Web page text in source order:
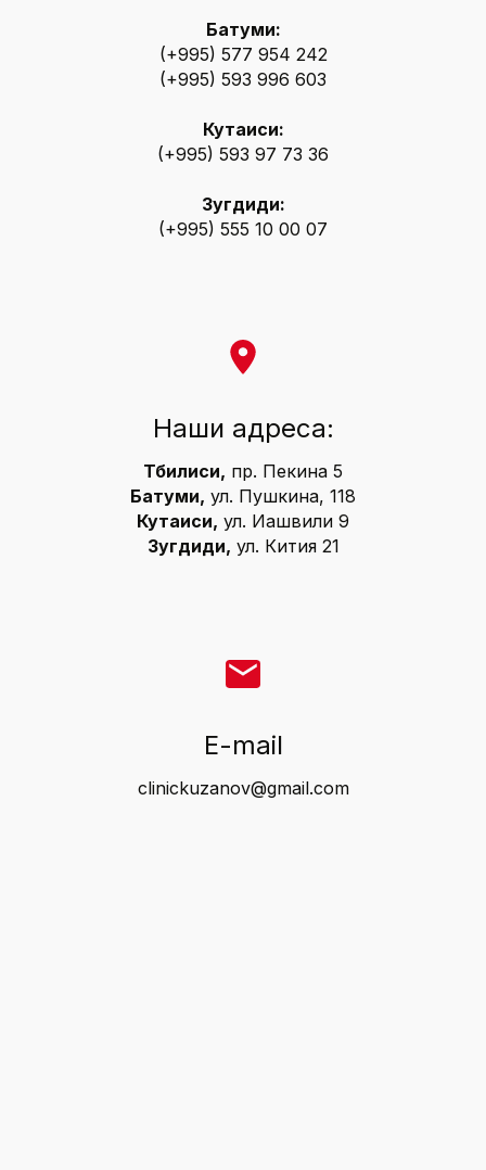
Батуми:
(+995) 577 954 242
(+995) 593 996 603
Кутаиси:
(+995) 593 97 73 36
Зугдиди:
(+995) 555 10 00 07
Наши адреса:
Тбилиси, пр. Пекина 5
Батуми, ул. Пушкина, 118
Кутаиси, ул. Иашвили 9
Зугдиди, ул. Кития 21
E-mail
clinickuzanov@gmail.com